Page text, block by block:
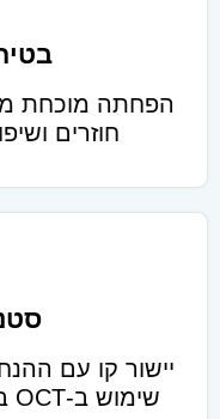
הפחתה מוכחת
חוזרים
יישור קו עם
שימוש ב-OCT במרכזים רפואיים מובילים.